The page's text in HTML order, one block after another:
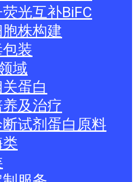
光互补BiFC
株构建
装
域
蛋白
及治疗
试剂蛋白原料